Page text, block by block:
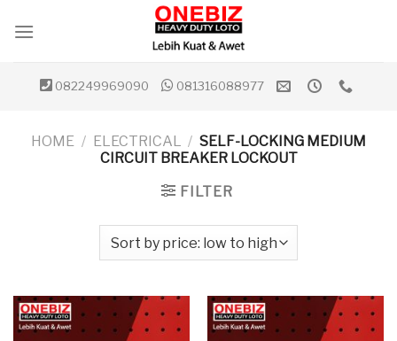
082249969090 081316088977
HOME / ELECTRICAL / SELF-LOCKING MEDIUM
CIRCUIT BREAKER LOCKOUT
FILTER